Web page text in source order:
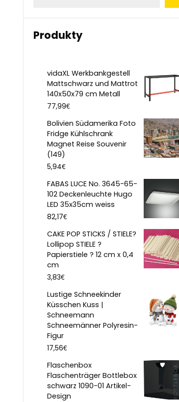
Produkty
vidaXL Werkbankgestell
Mattschwarz und Mattrot
140x50x79 cm Metall
77,99€
Bolivien Südamerika Foto
Fridge Kühlschrank
Magnet Reise Souvenir
(149)
5,94€
FABAS LUCE No. 3645-65-
102 Deckenleuchte Hugo
LED 35x35cm weiss
82,17€
CAKE POP STICKS / STIELE?
Lollipop STIELE ?
Papierstiele ? 12 cm x 0,4
cm
3,83€
Lustige Schneekinder
Küsschen Kuss |
Schneemann
Schneemänner Polyresin-
Figur
17,56€
Flaschenbox
Flaschenträger Bottlebox
schwarz 1090-01 Artikel-
Design